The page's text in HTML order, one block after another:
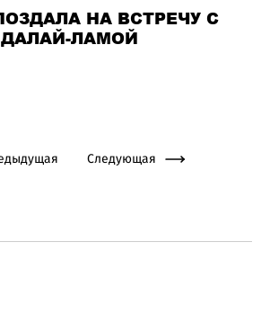
НА ВСТРЕЧУ С
ДАЛАЙ-ЛАМОЙ
Следующая